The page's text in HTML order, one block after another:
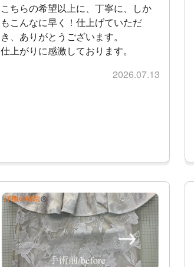
こちらの希望以上に、丁寧に、しか
もこんなに早く！仕上げていただ
き、ありがとうございます。
仕上がりに感激しております。
2026.07.13